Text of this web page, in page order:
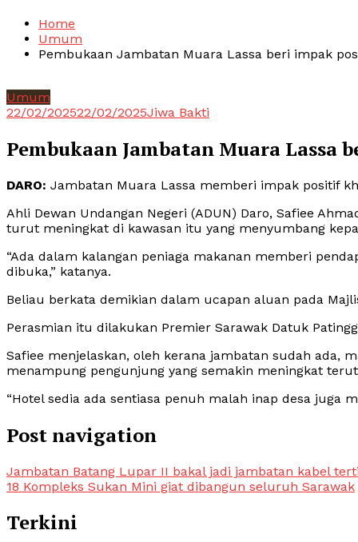
Home
Umum
Pembukaan Jambatan Muara Lassa beri impak
Umum
22/02/202522/02/2025Jiwa Bakti
Pembukaan Jambatan Muara
DARO: Jambatan Muara Lassa memberi impak positif
Ahli Dewan Undangan Negeri (ADUN) Daro, Safiee
turut meningkat di kawasan itu yang menyumbang
“Ada dalam kalangan peniaga makanan memberi
dibuka,” katanya.
Beliau berkata demikian dalam ucapan aluan pada
Perasmian itu dilakukan Premier Sarawak Datuk
Safiee menjelaskan, oleh kerana jambatan sudah ada,
menampung pengunjung yang semakin meningkat
“Hotel sedia ada sentiasa penuh malah inap desa juga
Post navigation
Jambatan Batang Lupar II bakal jadi jambatan kabel
18 Kompleks Sukan Mini giat dibangun seluruh Sarawak
Terkini